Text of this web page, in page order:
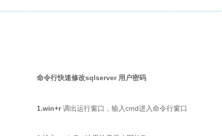
命令行快速修改sqlserver 用户密码
1.win+r调出运行窗口，输入cmd进入命令行窗口